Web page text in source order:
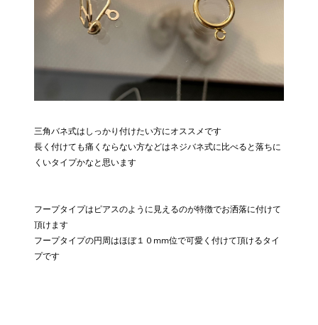
三角バネ式はしっかり付けたい方にオススメです
長く付けても痛くならない方などはネジバネ式に比べると落ちに
くいタイプかなと思います
フープタイプはピアスのように見えるのが特徴でお洒落に付けて
頂けます
フープタイプの円周はほぼ１０mm位で可愛く付けて頂けるタイ
プです